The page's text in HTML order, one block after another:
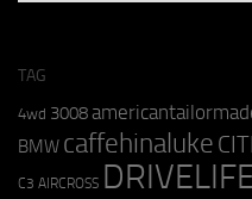
TAG
4wd 3008
BMW caffehinaluke
C3 AIRCROSS